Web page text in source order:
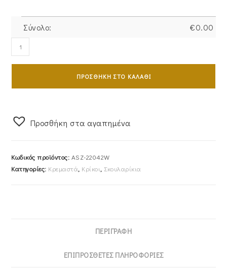
Σύνολο: €0.00
Σκουλαρίκια
Ασημένια
ποσότητα
ΠΡΟΣΘΉΚΗ ΣΤΟ ΚΑΛΆΘΙ
Προσθήκη στα αγαπημένα
Κωδικός προϊόντος: ASZ-22042W
Κατηγορίες: Κρεμαστά, Κρίκοι, Σκουλαρίκια
ΠΕΡΙΓΡΑΦΉ
ΕΠΙΠΡΌΣΘΕΤΕΣ ΠΛΗΡΟΦΟΡΊΕΣ